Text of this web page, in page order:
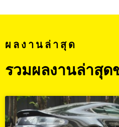
ผลงานล่าสุด
รวมผลงานล่าสุด